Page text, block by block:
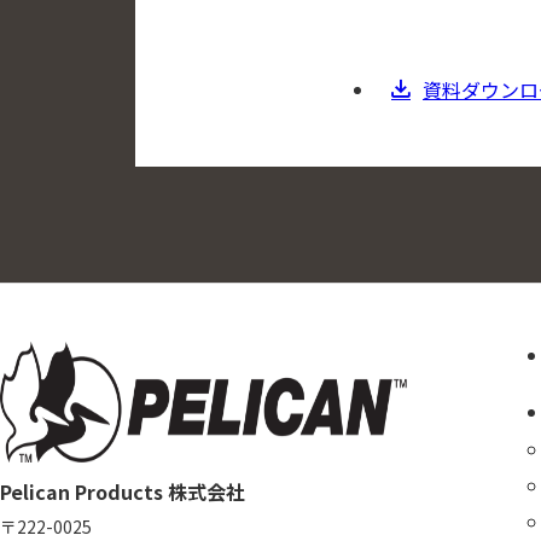
資料ダウン
Pelican Products 株式会社
〒222-0025